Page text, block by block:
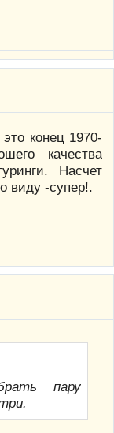
конец 1970-
качества
Насчет
виду -супер!.
пару